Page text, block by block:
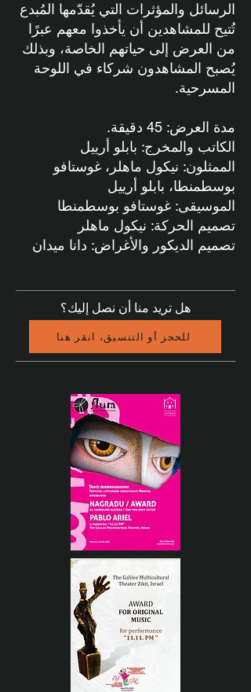
الرسائل والمؤثرات التي يُقدّمها المُبدع
تُتيح للمشاهدين أن يأخذوا معهم عبرًا
من العرض إلى حياتهم الخاصة، وبذلك
يُصبح المشاهدون شركاء في اللوحة
المسرحية.
مدة العرض: 45 دقيقة.
الكاتب والمخرج: بابلو أرييل
الممثلون: نيكول ماهلر، غوستافو
بوسطمنطا، بابلو أرييل
الموسيقى: غوستافو بوسطمنطا
تصميم الحركة: نيكول ماهلر
تصميم الديكور والأغراض: دانا ميدان
هل تريد منا أن نصل إليك؟
للحجز أو التنسيق، انقر هنا